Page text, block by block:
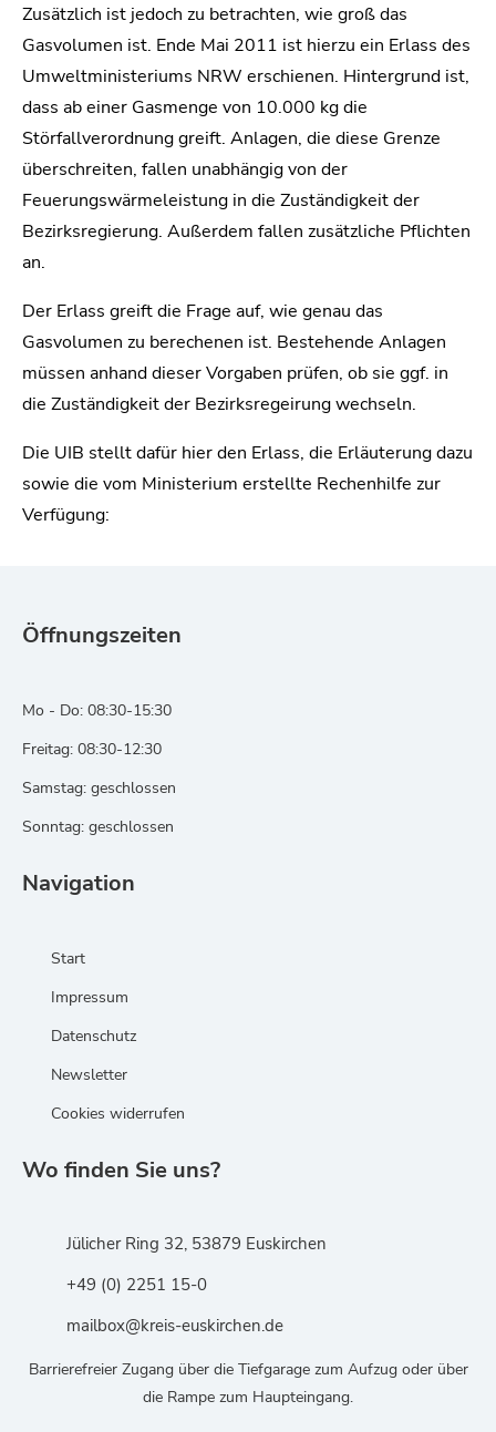
Zusätzlich ist jedoch zu betrachten, wie groß das
Gasvolumen ist. Ende Mai 2011 ist hierzu ein Erlass des
Umweltministeriums NRW erschienen. Hintergrund ist,
dass ab einer Gasmenge von 10.000 kg die
Störfallverordnung greift. Anlagen, die diese Grenze
überschreiten, fallen unabhängig von der
Feuerungswärmeleistung in die Zuständigkeit der
Bezirksregierung. Außerdem fallen zusätzliche Pflichten
an.
Der Erlass greift die Frage auf, wie genau das
Gasvolumen zu berechenen ist. Bestehende Anlagen
müssen anhand dieser Vorgaben prüfen, ob sie ggf. in
die Zuständigkeit der Bezirksregeirung wechseln.
Die UIB stellt dafür hier den Erlass, die Erläuterung dazu
sowie die vom Ministerium erstellte Rechenhilfe zur
Verfügung:
Öffnungszeiten
Mo - Do: 08:30-15:30
Freitag: 08:30-12:30
Samstag: geschlossen
Sonntag: geschlossen
Navigation
Start
Impressum
Datenschutz
Newsletter
Cookies widerrufen
Wo finden Sie uns?
Jülicher Ring 32, 53879 Euskirchen
+49 (0) 2251 15-0
mailbox@kreis-euskirchen.de
Barrierefreier Zugang über die Tiefgarage zum Aufzug oder über
die Rampe zum Haupteingang.